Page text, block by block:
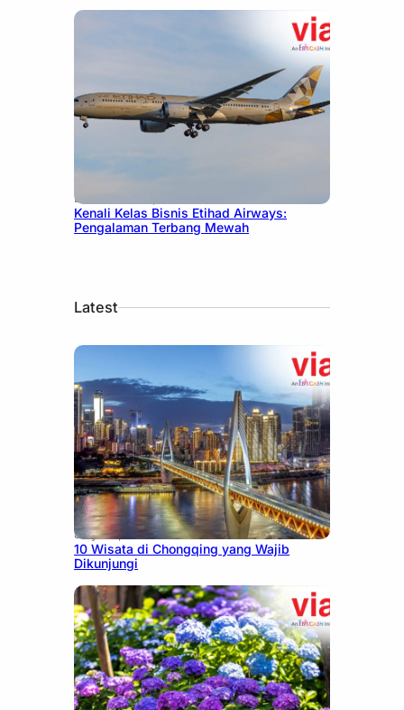
December 27, 2024
Kenali Kelas Bisnis Etihad Airways:
Pengalaman Terbang Mewah
Latest
July 30, 2026
10 Wisata di Chongqing yang Wajib
Dikunjungi